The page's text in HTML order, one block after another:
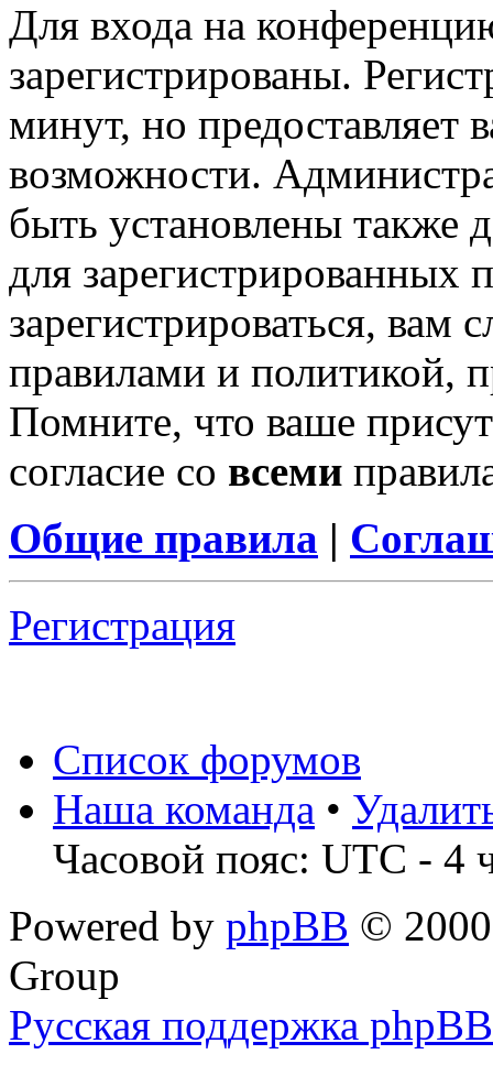
Для входа на
зарегистрированы.
минут, но предоставляет
возможности.
быть установлены также
для зарегистрированных
зарегистрироваться, вам
правилами и политикой,
Помните, что ваше
согласие со всеми
Общие правила |
Регистрация
Список форумов
Наша команда •
Часовой пояс: UTC - 4
Powered by phpBB ©
Group
Русская поддержка phpBB